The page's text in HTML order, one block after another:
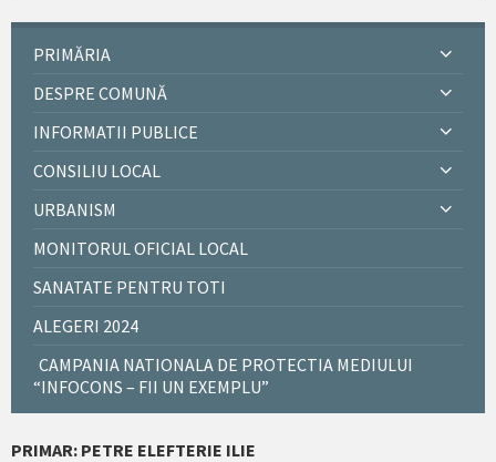
PRIMĂRIA
DESPRE COMUNĂ
INFORMATII PUBLICE
CONSILIU LOCAL
URBANISM
MONITORUL OFICIAL LOCAL
SANATATE PENTRU TOTI
ALEGERI 2024
CAMPANIA NATIONALA DE PROTECTIA MEDIULUI
“INFOCONS – FII UN EXEMPLU”
PRIMAR: PETRE ELEFTERIE ILIE